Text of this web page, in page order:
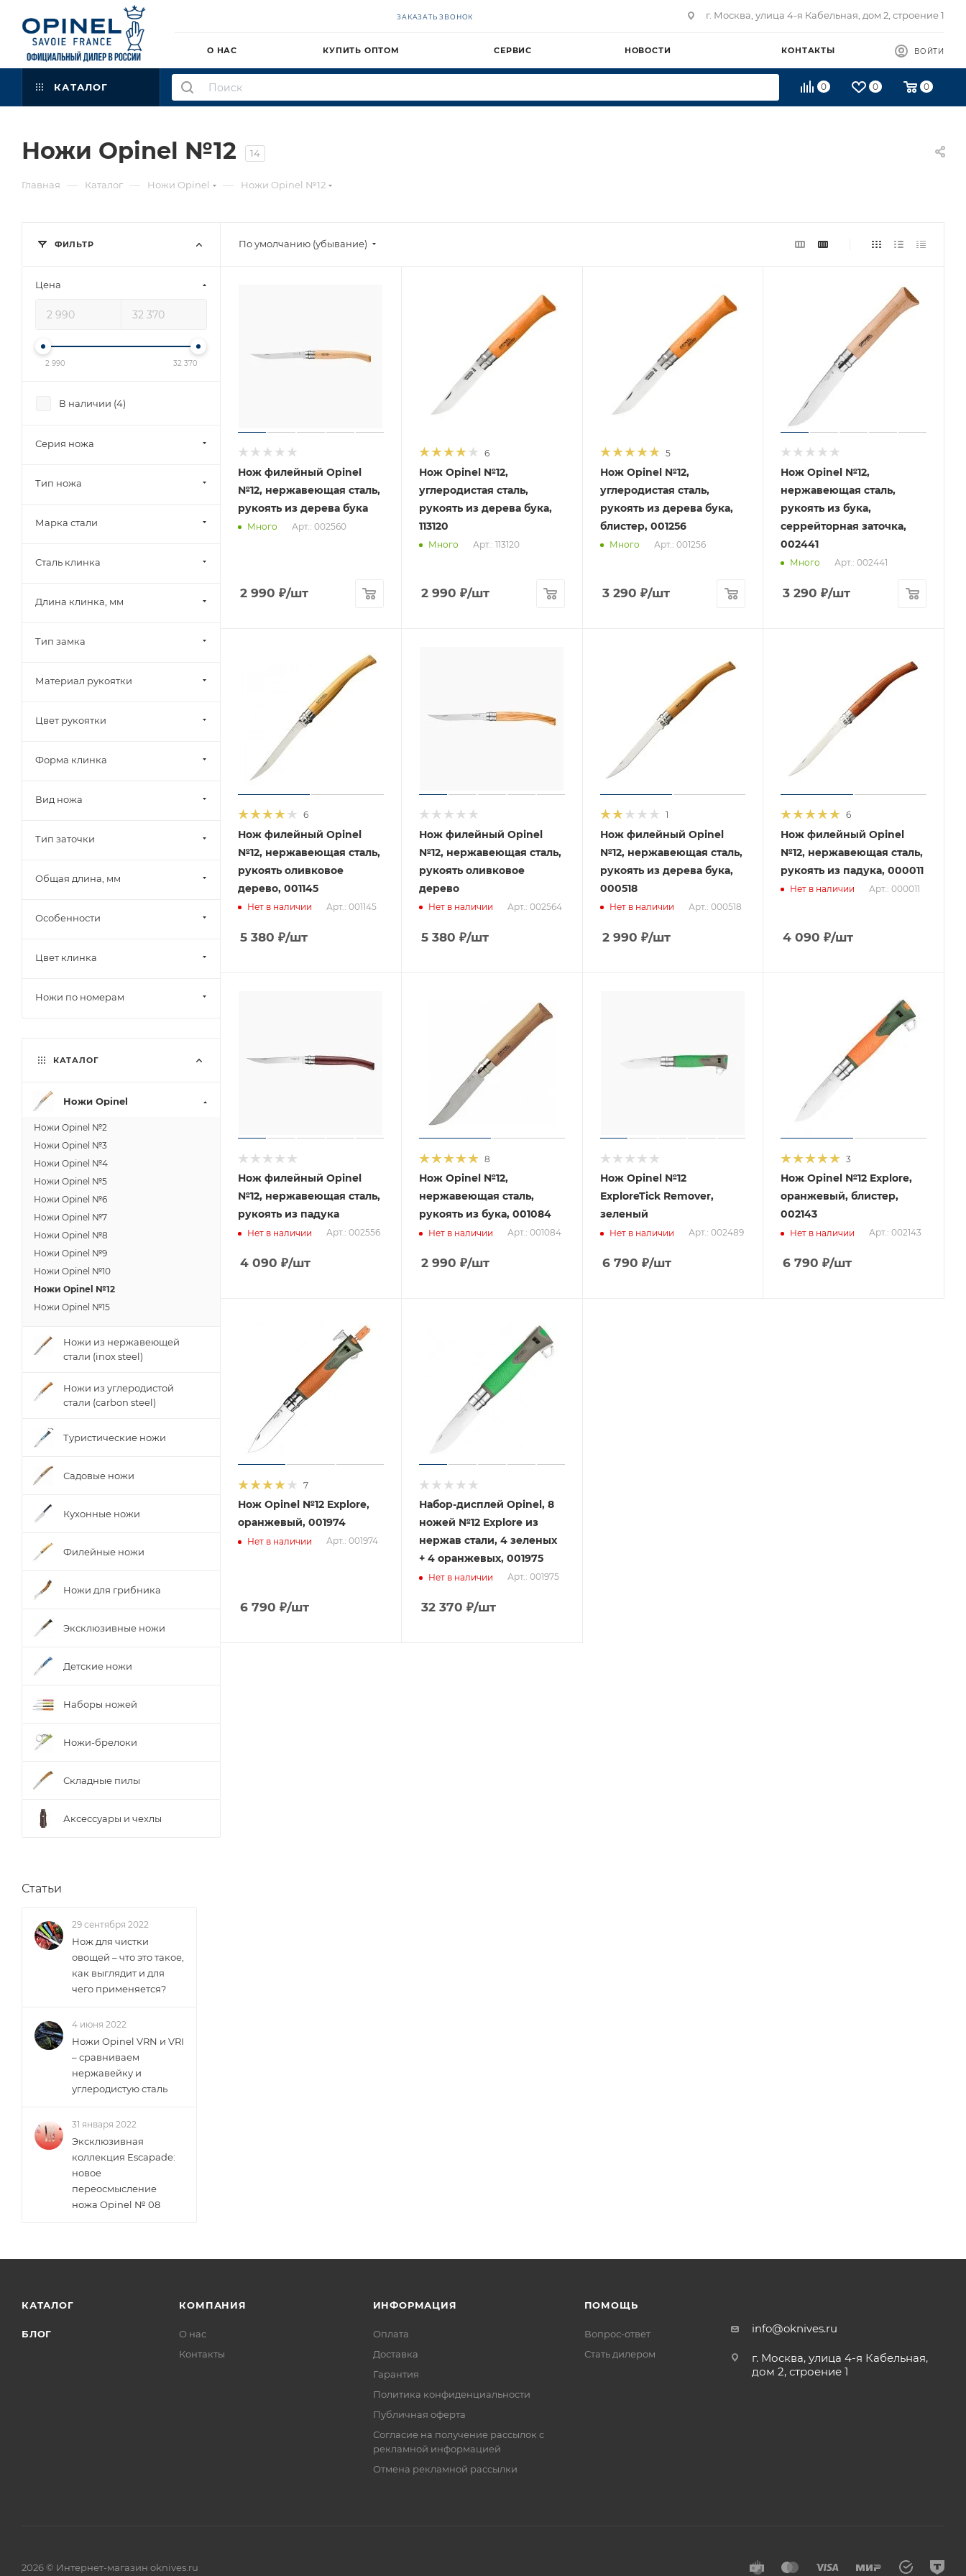
ЗАКАЗАТЬ ЗВОНОК г. Москва, улица 4-я Кабельная, дом 2, строение 1
О НАС КУПИТЬ ОПТОМ СЕРВИС НОВОСТИ КОНТАКТЫ ВОЙТИ
КАТАЛОГ 0 0 0
Ножи Opinel №12 14
Главная — Каталог — Ножи Opinel — Ножи Opinel №12
По умолчанию (убывание)
Нож филейный Opinel
№12, нержавеющая сталь,
рукоять из дерева бука
Много Арт.: 002560
2 990 ₽/шт
6
Нож Opinel №12,
углеродистая сталь,
рукоять из дерева бука,
113120
Много Арт.: 113120
2 990 ₽/шт
5
Нож Opinel №12,
углеродистая сталь,
рукоять из дерева бука,
блистер, 001256
Много Арт.: 001256
3 290 ₽/шт
Нож Opinel №12,
нержавеющая сталь,
рукоять из бука,
серрейторная заточка,
002441
Много Арт.: 002441
3 290 ₽/шт
6
Нож филейный Opinel
№12, нержавеющая сталь,
рукоять оливковое
дерево, 001145
Нет в наличии Арт.: 001145
5 380 ₽/шт
Нож филейный Opinel
№12, нержавеющая сталь,
рукоять оливковое
дерево
Нет в наличии Арт.: 002564
5 380 ₽/шт
1
Нож филейный Opinel
№12, нержавеющая сталь,
рукоять из дерева бука,
000518
Нет в наличии Арт.: 000518
2 990 ₽/шт
6
Нож филейный Opinel
№12, нержавеющая сталь,
рукоять из падука, 000011
Нет в наличии Арт.: 000011
4 090 ₽/шт
Нож филейный Opinel
№12, нержавеющая сталь,
рукоять из падука
Нет в наличии Арт.: 002556
4 090 ₽/шт
8
Нож Opinel №12,
нержавеющая сталь,
рукоять из бука, 001084
Нет в наличии Арт.: 001084
2 990 ₽/шт
Нож Opinel №12
ExploreTick Remover,
зеленый
Нет в наличии Арт.: 002489
6 790 ₽/шт
3
Нож Opinel №12 Explore,
оранжевый, блистер,
002143
Нет в наличии Арт.: 002143
6 790 ₽/шт
7
Нож Opinel №12 Explore,
оранжевый, 001974
Нет в наличии Арт.: 001974
6 790 ₽/шт
Набор-дисплей Opinel, 8
ножей №12 Explore из
нержав стали, 4 зеленых
+ 4 оранжевых, 001975
Нет в наличии Арт.: 001975
32 370 ₽/шт
ФИЛЬТР
Цена
2 990 32 370
В наличии (4)
Серия ножа
Тип ножа
Марка стали
Сталь клинка
Длина клинка, мм
Тип замка
Материал рукоятки
Цвет рукоятки
Форма клинка
Вид ножа
Тип заточки
Общая длина, мм
Особенности
Цвет клинка
Ножи по номерам
КАТАЛОГ
Ножи Opinel
Ножи Opinel №2
Ножи Opinel №3
Ножи Opinel №4
Ножи Opinel №5
Ножи Opinel №6
Ножи Opinel №7
Ножи Opinel №8
Ножи Opinel №9
Ножи Opinel №10
Ножи Opinel №12
Ножи Opinel №15
Ножи из нержавеющей
стали (inox steel)
Ножи из углеродистой
стали (carbon steel)
Туристические ножи
Садовые ножи
Кухонные ножи
Филейные ножи
Ножи для грибника
Эксклюзивные ножи
Детские ножи
Наборы ножей
Ножи-брелоки
Складные пилы
Аксессуары и чехлы
Статьи
29 сентября 2022
Нож для чистки
овощей – что это такое,
как выглядит и для
чего применяется?
4 июня 2022
Ножи Opinel VRN и VRI
– сравниваем
нержавейку и
углеродистую сталь
31 января 2022
Эксклюзивная
коллекция Escapade:
новое
переосмысление
ножа Opinel № 08
КАТАЛОГ
БЛОГ
КОМПАНИЯ
О нас
Контакты
ИНФОРМАЦИЯ
Оплата
Доставка
Гарантия
Политика конфиденциальности
Публичная оферта
Согласие на получение рассылок с
рекламной информацией
Отмена рекламной рассылки
ПОМОЩЬ
Вопрос-ответ
Стать дилером
info@oknives.ru
г. Москва, улица 4-я Кабельная,
дом 2, строение 1
2026 © Интернет-магазин oknives.ru